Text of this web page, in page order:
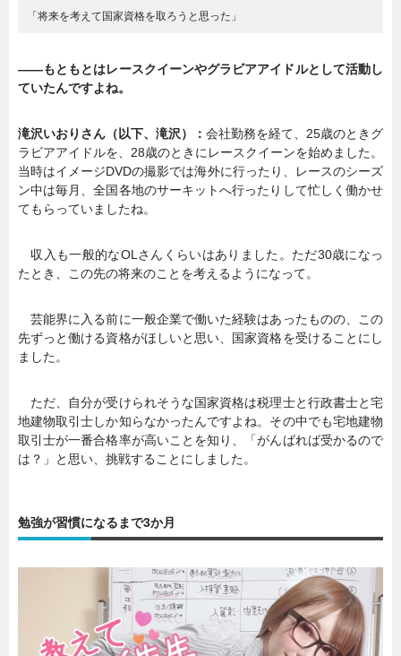
「将来を考えて国家資格を取ろうと思った」
――もともとはレースクイーンやグラビアアイドルとして活動し
ていたんですよね。
滝沢いおりさん（以下、滝沢）： 会社勤務を経て、25歳のときグ
ラビアアイドルを、28歳のときにレースクイーンを始めました。
当時はイメージDVDの撮影では海外に行ったり、レースのシーズ
ン中は毎月、全国各地のサーキットへ行ったりして忙しく働かせ
てもらっていましたね。
収入も一般的なOLさんくらいはありました。ただ30歳になっ
たとき、この先の将来のことを考えるようになって。
芸能界に入る前に一般企業で働いた経験はあったものの、この
先ずっと働ける資格がほしいと思い、国家資格を受けることにし
ました。
ただ、自分が受けられそうな国家資格は税理士と行政書士と宅
地建物取引士しか知らなかったんですよね。その中でも宅地建物
取引士が一番合格率が高いことを知り、「がんばれば受かるので
は？」と思い、挑戦することにしました。
勉強が習慣になるまで3か月